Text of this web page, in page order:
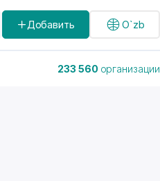
Добавить O`zb
233 560 организации